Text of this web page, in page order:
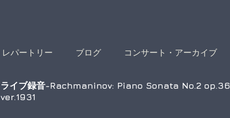
レパートリー ブログ コンサート・アーカイブ
ライブ録音-Rachmaninov: Piano Sonata No.2 op.36
ver.1931